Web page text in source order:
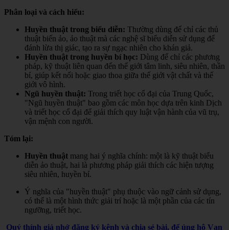
Phân loại và cách hiểu:
Huyền thuật trong biểu diễn: Thường dùng để chỉ các thủ
thuật biến ảo, ảo thuật mà các nghệ sĩ biểu diễn sử dụng để
đánh lừa thị giác, tạo ra sự ngạc nhiên cho khán giả.
Huyền thuật trong huyền bí học: Dùng để chỉ các phương
pháp, kỹ thuật liên quan đến thế giới tâm linh, siêu nhiên, thần
bí, giúp kết nối hoặc giao thoa giữa thế giới vật chất và thế
giới vô hình.
Ngũ huyền thuật: Trong triết học cổ đại của Trung Quốc,
"Ngũ huyền thuật" bao gồm các môn học dựa trên kinh Dịch
và triết học cổ đại để giải thích quy luật vận hành của vũ trụ,
vận mệnh con người.
Tóm lại:
Huyền thuật mang hai ý nghĩa chính: một là kỹ thuật biểu
diễn ảo thuật, hai là phương pháp giải thích các hiện tượng
siêu nhiên, huyền bí.
Ý nghĩa của "huyền thuật" phụ thuộc vào ngữ cảnh sử dụng,
có thể là một hình thức giải trí hoặc là một phần của các tín
ngưỡng, triết học.
Quý thính giả nhớ đăng ký kênh và chia sẻ bài, để ủng hộ Vạn